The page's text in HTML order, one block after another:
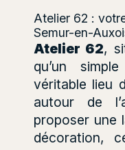
Atelier 62 :
Semur-en-
Atelier 62,
qu’un
véritable lieu
autour de
proposer une
décoration,